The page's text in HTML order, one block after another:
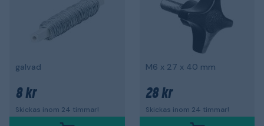
galvad
8 kr
Skickas inom 24 timmar!
M6 x 27 x 40 mm
28 kr
Skickas inom 24 timmar!